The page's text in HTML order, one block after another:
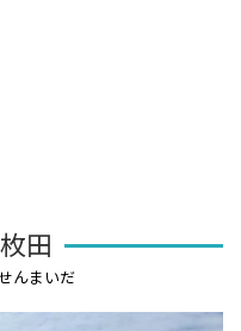
田
んまいだ